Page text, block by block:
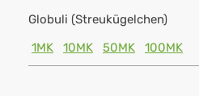
Globuli (Streukügelchen)
1MK
10MK 50MK 100MK